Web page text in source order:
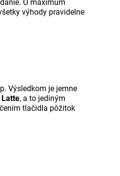
O maximum
výhody pravidelne
Výsledkom je jemne
Latte, a to jediným
tlačidla pôžitok